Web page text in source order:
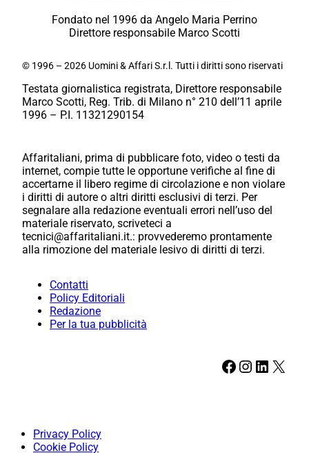
Fondato nel 1996 da Angelo Maria Perrino
Direttore responsabile Marco Scotti
© 1996 – 2026 Uomini & Affari S.r.l. Tutti i diritti sono riservati
Testata giornalistica registrata, Direttore responsabile
Marco Scotti, Reg. Trib. di Milano n° 210 dell’11 aprile
1996 – P.I. 11321290154
Affaritaliani, prima di pubblicare foto, video o testi da
internet, compie tutte le opportune verifiche al fine di
accertarne il libero regime di circolazione e non violare
i diritti di autore o altri diritti esclusivi di terzi. Per
segnalare alla redazione eventuali errori nell’uso del
materiale riservato, scriveteci a
tecnici@affaritaliani.it.: provvederemo prontamente
alla rimozione del materiale lesivo di diritti di terzi.
Contatti
Policy Editoriali
Redazione
Per la tua pubblicità
Facebook Instagram LinkedIn X
Privacy Policy
Cookie Policy